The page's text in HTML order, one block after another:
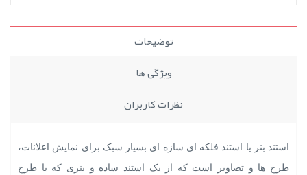
توضیحات
ویژگی ها
نظرات کاربران
استند بنر یا استند فلکه ای سازه ای بسیار سبک برای نمایش اعلانات،
طرح ها و ‏تصاویر است که از یک استند ساده و بنری که با طرح